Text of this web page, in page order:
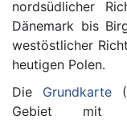
nordsüdlicher
Dänemark bis
westöstlicher
heutigen Polen.
Die Grundkarte
Gebiet mit